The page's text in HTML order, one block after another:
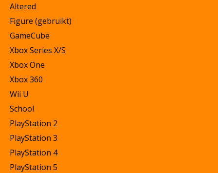
Altered
Figure (gebruikt)
GameCube
Xbox Series X/S
Xbox One
Xbox 360
Wii U
School
PlayStation 2
PlayStation 3
PlayStation 4
PlayStation 5